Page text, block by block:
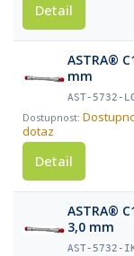
Detail
ASTRA®
mm
AST-5732-
dotaz
Detail
ASTRA®
3,0 mm
AST-5732-